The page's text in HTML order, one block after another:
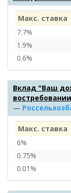
Макс. ставка
7.7%
1.9%
0.6%
Вклад "Ваш
—
Макс. ставка
6%
0.75%
0.01%